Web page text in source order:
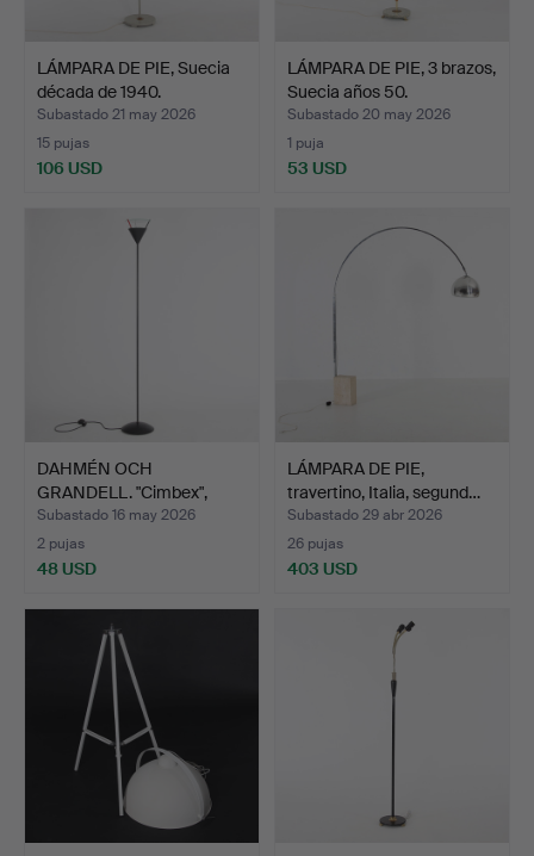
LÁMPARA DE PIE, Suecia
década de 1940.
Subastado 21 may 2026
15 pujas
106 USD
LÁMPARA DE PIE, 3 brazos,
Suecia años 50.
Subastado 20 may 2026
1 puja
53 USD
DAHMÉN OCH
GRANDELL. "Cimbex",
uplight, At…
Subastado 16 may 2026
2 pujas
48 USD
LÁMPARA DE PIE,
travertino, Italia, segund…
Subastado 29 abr 2026
26 pujas
403 USD